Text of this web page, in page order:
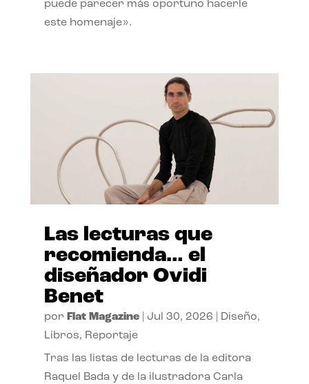
puede parecer más oportuno hacerle
este homenaje».
Las lecturas que
recomienda… el
diseñador Ovidi
Benet
por Flat Magazine| Jul 30, 2026 Diseño,
Libros, Reportaje
Tras las listas de lecturas de la editora
Raquel Bada y de la ilustradora Carla